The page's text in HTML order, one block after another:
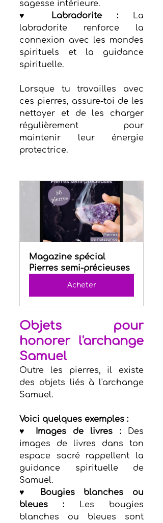
sagesse intérieure.
♥ Labradorite : La
labradorite renforce la
connexion avec les mondes
spirituels et la guidance
spirituelle.
Lorsque tu travailles avec
ces pierres, assure-toi de les
nettoyer et de les charger
régulièrement pour
maintenir leur énergie
protectrice.
Magazine spécial
Pierres semi-précieuses
Acheter
Objets pour
honorer l'archange
Samuel
Outre les pierres, il existe
des objets liés à l'archange
Samuel.
Voici quelques exemples :
♥ Images de livres : Des
images de livres dans ton
espace sacré rappellent la
guidance spirituelle de
Samuel.
♥ Bougies blanches ou
bleues : Les bougies
blanches ou bleues sont